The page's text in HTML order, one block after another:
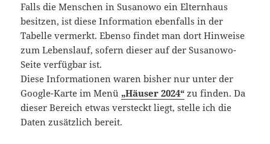
Falls die Menschen in Susanowo ein Elternhaus
besitzen, ist diese Information ebenfalls in der
Tabelle vermerkt. Ebenso findet man dort Hinweise
zum Lebenslauf, sofern dieser auf der Susanowo-
Seite verfügbar ist.
Diese Informationen waren bisher nur unter der
Google-Karte im Menü „Häuser 2024“ zu finden. Da
dieser Bereich etwas versteckt liegt, stelle ich die
Daten zusätzlich bereit.